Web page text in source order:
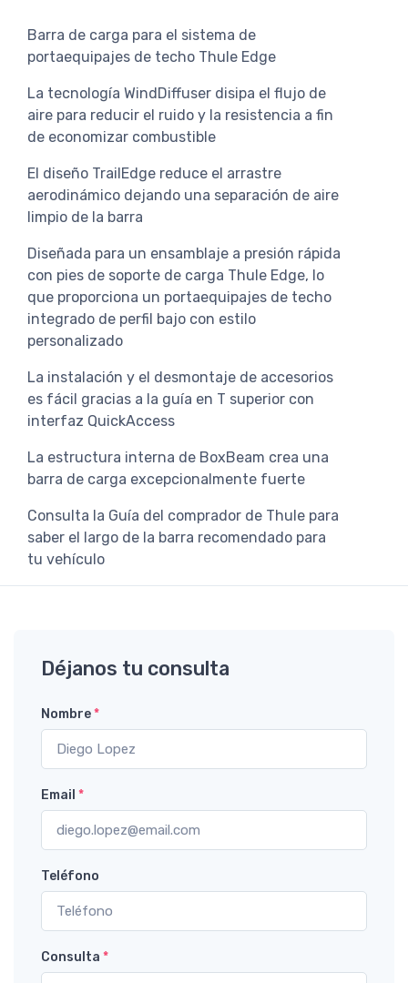
Barra de carga para el sistema de
portaequipajes de techo Thule Edge
La tecnología WindDiffuser disipa el flujo de
aire para reducir el ruido y la resistencia a fin
de economizar combustible
El diseño TrailEdge reduce el arrastre
aerodinámico dejando una separación de aire
limpio de la barra
Diseñada para un ensamblaje a presión rápida
con pies de soporte de carga Thule Edge, lo
que proporciona un portaequipajes de techo
integrado de perfil bajo con estilo
personalizado
La instalación y el desmontaje de accesorios
es fácil gracias a la guía en T superior con
interfaz QuickAccess
La estructura interna de BoxBeam crea una
barra de carga excepcionalmente fuerte
Consulta la Guía del comprador de Thule para
saber el largo de la barra recomendado para
tu vehículo
Déjanos tu consulta
Nombre*
Email *
Teléfono
Consulta *